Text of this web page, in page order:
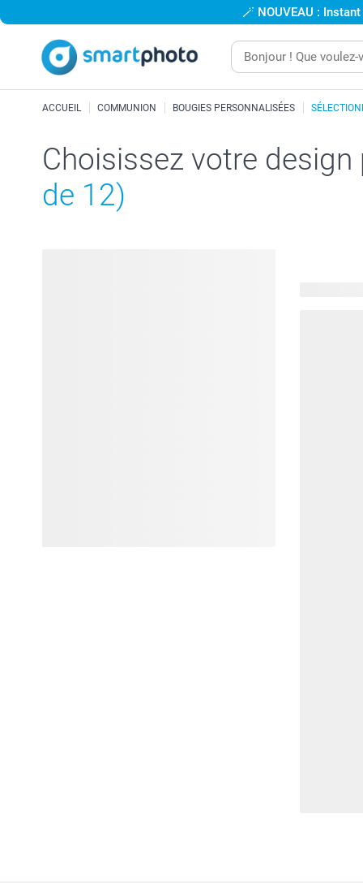
🪄 NOUVEAU :
ACCUEIL COMMUNION BOUGIES PERSONNALISÉES
Choisissez votre
de 12)